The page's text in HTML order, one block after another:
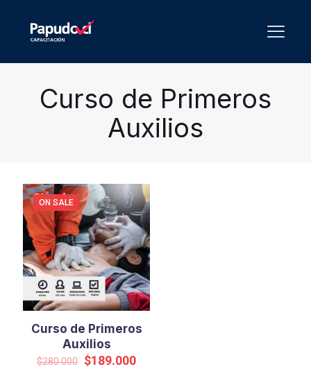
Curso de Primeros
Auxilios
ON SALE
Curso de Primeros
Auxilios
$280.000 Original
$189.000Current